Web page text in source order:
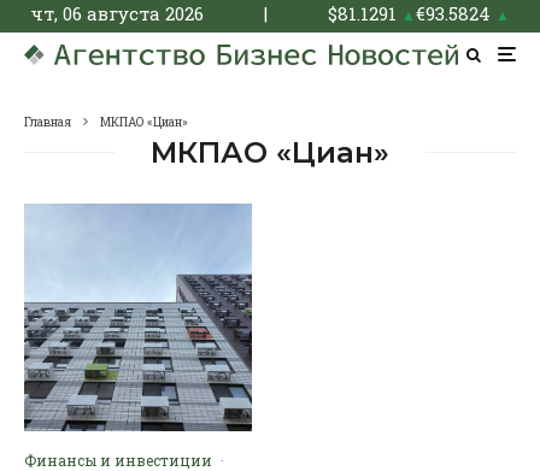
чт, 06 августа 2026 | $81.1291 ▲€93.5824 ▲
Главная МКПАО «Циан»
МКПАО «Циан»
Финансы и инвестиции ·